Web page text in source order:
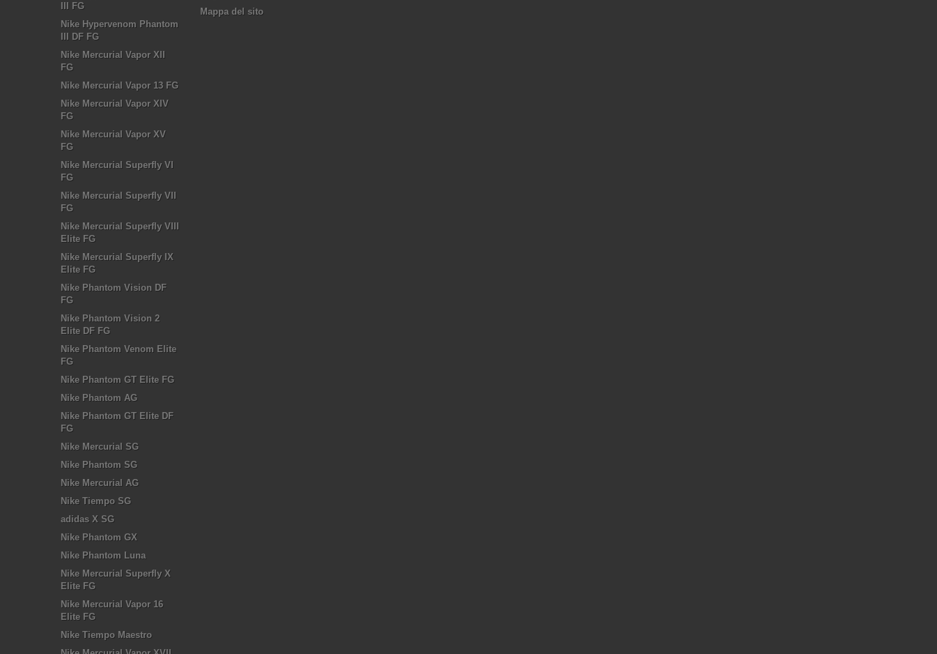
III FG
Nike Hypervenom Phantom
III DF FG
Nike Mercurial Vapor XII
FG
Nike Mercurial Vapor 13 FG
Nike Mercurial Vapor XIV
FG
Nike Mercurial Vapor XV
FG
Nike Mercurial Superfly VI
FG
Nike Mercurial Superfly VII
FG
Nike Mercurial Superfly VIII
Elite FG
Nike Mercurial Superfly IX
Elite FG
Nike Phantom Vision DF
FG
Nike Phantom Vision 2
Elite DF FG
Nike Phantom Venom Elite
FG
Nike Phantom GT Elite FG
Nike Phantom AG
Nike Phantom GT Elite DF
FG
Nike Mercurial SG
Nike Phantom SG
Nike Mercurial AG
Nike Tiempo SG
adidas X SG
Nike Phantom GX
Nike Phantom Luna
Nike Mercurial Superfly X
Elite FG
Nike Mercurial Vapor 16
Elite FG
Nike Tiempo Maestro
Mappa del sito